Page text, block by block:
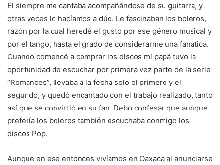
Él siempre me cantaba acompañándose de su guitarra, y
otras veces lo hacíamos a dúo. Le fascinaban los boleros,
razón por la cual heredé el gusto por ese género musical y
por el tango, hasta el grado de considerarme una fanática.
Cuando comencé a comprar los discos mi papá tuvo la
oportunidad de escuchar por primera vez parte de la serie
“Romances”, llevaba a la fecha solo el primero y el
segundo, y quedó encantado con el trabajo realizado, tanto
así que se convirtió en su fan. Debo confesar que aunque
prefería los boleros también escuchaba conmigo los
discos Pop.
Aunque en ese entonces vivíamos en Oaxaca al anunciarse